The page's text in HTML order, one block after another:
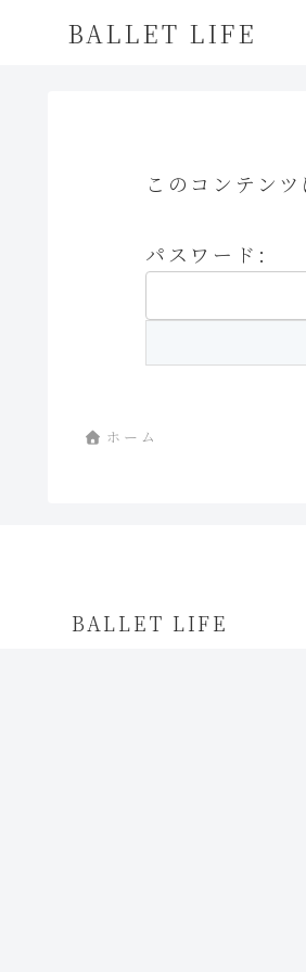
BALLET LIFE
このコンテン
パスワード:
ホーム
BALLET LIFE